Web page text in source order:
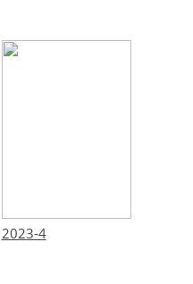
2023-4